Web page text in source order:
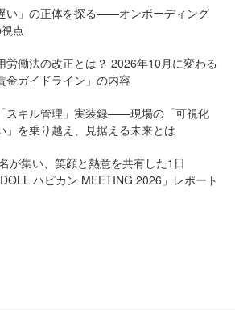
い」の正体を探る——オンボーディング
点
労働法の改正とは？ 2026年10月に変わる
金ガイドライン」の内容
スキル管理」実装録——現場の「可視化
」を乗り越え、見据える未来とは
が集い、笑顔と熱意を共有した1日
ハピカン MEETING 2026」レポート